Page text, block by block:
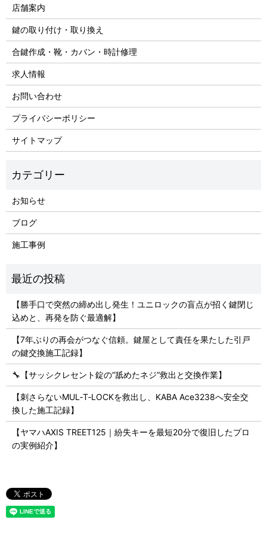
店舗案内
鍵の取り付け・取り換え
合鍵作成・靴・カバン・時計修理
求人情報
お問い合わせ
プライバシーポリシー
サイトマップ
お知らせ
ブログ
施工事例
【勝手口で突然の締め出し発生！ユニロックの盲点が招く鍵閉じ
込めと、再発を防ぐ最適解】
【7年ぶりの再会がつなぐ信頼。鍵屋として責任を果たした引戸
の鍵交換施工記録】
🔧【サッシクレセント錠の“舐めたネジ”救出と交換作業】
【刺さらないMUL‑T‑LOCKを救出し、KABA Ace3238へ安全交
換した施工記録】
【ヤマハAXIS TREET125｜紛失キーを最短20分で復旧したプロ
の実例紹介】